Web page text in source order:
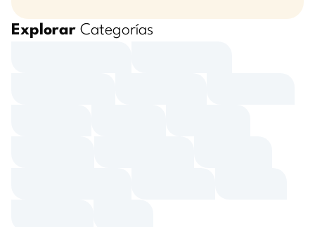
Explorar Categorías